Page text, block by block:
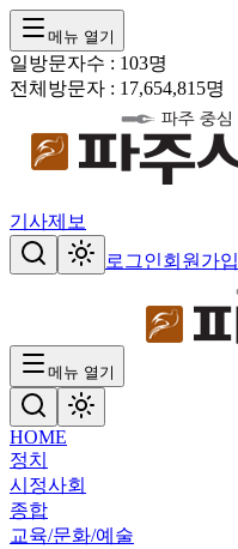
메뉴 열기
일방문자수 : 103명
전체방문자 : 17,654,815명
기사제보
로그인회원가입
메뉴 열기
HOME
정치
시정사회
종합
교육/문화/예술